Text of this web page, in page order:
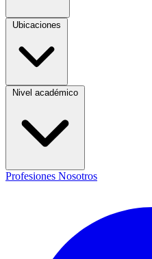
Ubicaciones
Nivel académico
Profesiones Nosotros